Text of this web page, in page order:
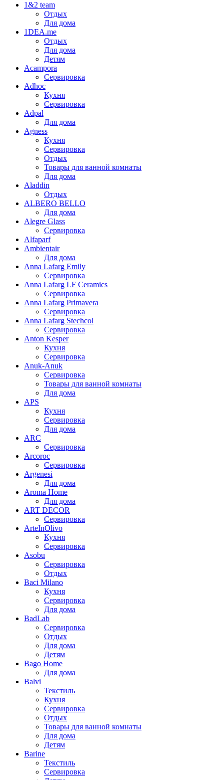
1&2 team
Отдых
Для дома
1DEA.me
Отдых
Для дома
Детям
Acampora
Сервировка
Adhoc
Кухня
Сервировка
Adpal
Для дома
Agness
Кухня
Сервировка
Отдых
Товары для ванной комнаты
Для дома
Aladdin
Отдых
ALBERO BELLO
Для дома
Alegre Glass
Сервировка
Alfaparf
Ambientair
Для дома
Anna Lafarg Emily
Сервировка
Anna Lafarg LF Ceramics
Сервировка
Anna Lafarg Primavera
Сервировка
Anna Lafarg Stechcol
Сервировка
Anton Kesper
Кухня
Сервировка
Anuk-Anuk
Сервировка
Товары для ванной комнаты
Для дома
APS
Кухня
Сервировка
Для дома
ARC
Сервировка
Arcoroc
Сервировка
Argenesi
Для дома
Aroma Home
Для дома
ART DECOR
Сервировка
ArteInOlivo
Кухня
Сервировка
Asobu
Сервировка
Отдых
Baci Milano
Кухня
Сервировка
Для дома
BadLab
Сервировка
Отдых
Для дома
Детям
Bago Home
Для дома
Balvi
Текстиль
Кухня
Сервировка
Отдых
Товары для ванной комнаты
Для дома
Детям
Barine
Текстиль
Сервировка